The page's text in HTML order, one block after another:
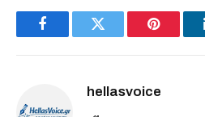
FacebookTwitter Pinterest
hellasvoice